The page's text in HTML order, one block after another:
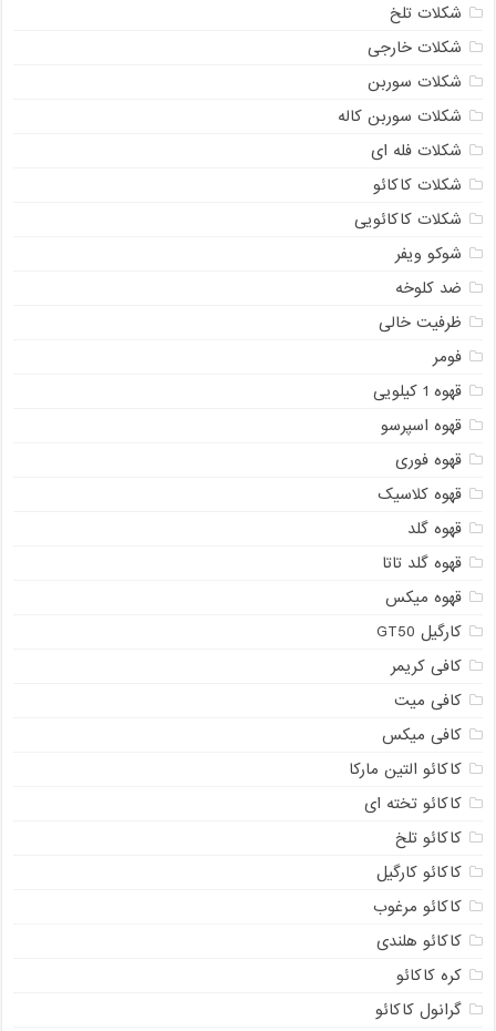
شکلات تلخ
شکلات خارجی
شکلات سوربن
شکلات سوربن کاله
شکلات فله ای
شکلات کاکائو
شکلات کاکائویی
شوکو ویفر
ضد کلوخه
ظرفیت خالی
فومر
قهوه 1 کیلویی
قهوه اسپرسو
قهوه فوری
قهوه کلاسیک
قهوه گلد
قهوه گلد تاتا
قهوه میکس
کارگیل GT50
کافی کریمر
کافی میت
کافی میکس
کاکائو التین مارکا
کاکائو تخته ای
کاکائو تلخ
کاکائو کارگیل
کاکائو مرغوب
کاکائو هلندی
کره کاکائو
گرانول کاکائو